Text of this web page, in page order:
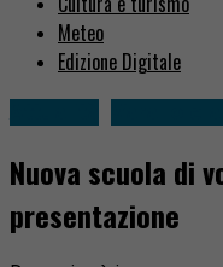
Meteo
Edizione Digitale
Nuova scuola di
presentazione